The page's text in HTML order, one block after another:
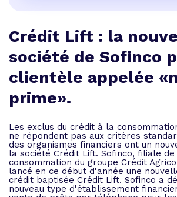
Crédit Lift : la
société de Sofinco
clientèle appelée
prime».
Les exclus du crédit à la
ne répondent pas aux critères
des organismes financiers ont un
la société Crédit Lift. Sofinco, filiale
consommation du groupe Crédit
lancé en ce début d'année une
crédit baptisée Crédit Lift. Sofinco a
nouveau type d'établissement